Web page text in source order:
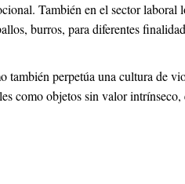
También en el sector laboral
burros, para diferentes
perpetúa una cultura de
como objetos sin valor